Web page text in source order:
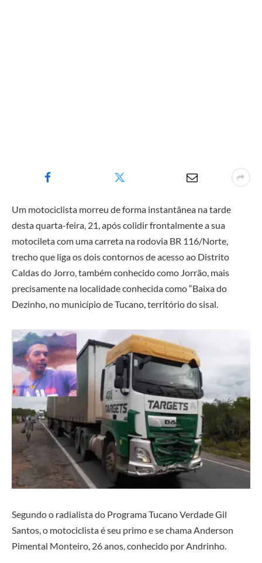
Um motociclista morreu de forma instantânea na tarde
desta quarta-feira, 21, após colidir frontalmente a sua
motocileta com uma carreta na rodovia BR 116/Norte,
trecho que liga os dois contornos de acesso ao Distrito
Caldas do Jorro, também conhecido como Jorrão, mais
precisamente na localidade conhecida como “Baixa do
Dezinho, no município de Tucano, território do sisal.
Segundo o radialista do Programa Tucano Verdade Gil
Santos, o motociclista é seu primo e se chama Anderson
Pimental Monteiro, 26 anos, conhecido por Andrinho.